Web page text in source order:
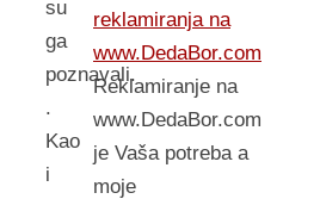
su
ga
poznavali.
.
Kao
i
reklamiranja na
www.DedaBor.com
Reklamiranje na
www.DedaBor.com
je Vaša potreba a
moje